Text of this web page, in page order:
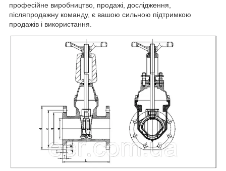
професійне виробництво, продажі, дослідження,
післяпродажну команду, є вашою сильною підтримкою
продажів і використання.